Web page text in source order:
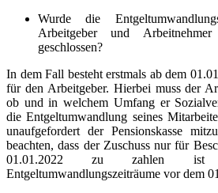
Wurde die
Arbeitgeber und
geschlossen?
In dem Fall besteht erstmals ab dem
für den Arbeitgeber. Hierbei muss der
ob und in welchem Umfang er
die Entgeltumwandlung seines
unaufgefordert der Pensionskasse
beachten, dass der Zuschuss nur für
01.01.2022 zu zahlen
Entgeltumwandlungszeiträume vor dem